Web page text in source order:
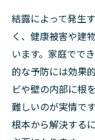
結露によって発生
く、健康被害や建
います。家庭でで
的な予防には効果
ビや壁の内部に根
難しいのが実情で
根本から解決する